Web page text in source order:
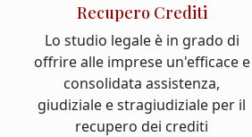
Recupero Crediti
Lo studio legale è in grado di
offrire alle imprese un'efficace e
consolidata assistenza,
giudiziale e stragiudiziale per il
recupero dei crediti